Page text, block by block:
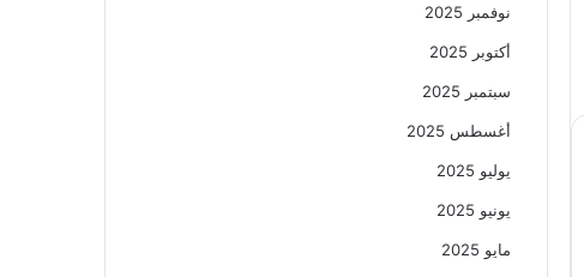
نوفمبر 2025
أكتوبر 2025
سبتمبر 2025
أغسطس 2025
يوليو 2025
يونيو 2025
مايو 2025